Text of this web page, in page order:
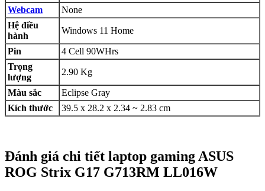
Webcam
None
Hệ điều
hành
Windows 11 Home
Pin
4 Cell 90WHrs
Trọng
lượng
2.90 Kg
Màu sắc
Eclipse Gray
Kích thước
39.5 x 28.2 x 2.34 ~ 2.83 cm
Đánh giá chi tiết laptop gaming ASUS
ROG Strix G17 G713RM LL016W